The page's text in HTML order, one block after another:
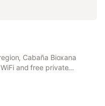
Cabaña Bioxana
and free private
and garden views.